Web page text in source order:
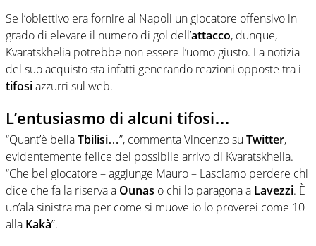
Se l’obiettivo era fornire al Napoli un giocatore offensivo in
grado di elevare il numero di gol dell’attacco, dunque,
Kvaratskhelia potrebbe non essere l’uomo giusto. La notizia
del suo acquisto sta infatti generando reazioni opposte tra i
tifosiazzurri sul web.
L’entusiasmo di alcuni tifosi…
“Quant’è bellaTbilisi…”, commenta Vincenzo su Twitter,
evidentemente felice del possibile arrivo di Kvaratskhelia.
“Che bel giocatore – aggiunge Mauro – Lasciamo perdere chi
dice che fa la riserva a Ounas o chi lo paragona a Lavezzi. È
un’ala sinistra ma per come si muove io lo proverei come 10
alla Kakà”.